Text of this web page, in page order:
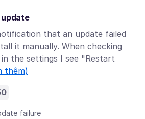
that an update failed
it manually. When checking
the settings I see "Restart
thêm)
failure